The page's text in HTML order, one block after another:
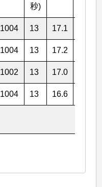
秒)
1004 13 17.1
1004 13 17.2
1002 13 17.0
1004 13 16.6